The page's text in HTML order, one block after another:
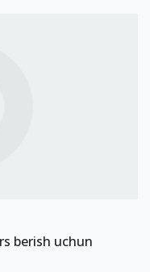
berish uchun